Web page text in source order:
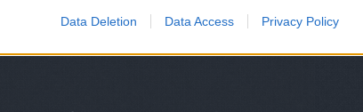
Data Deletion Data Access Privacy Policy
id/12882172